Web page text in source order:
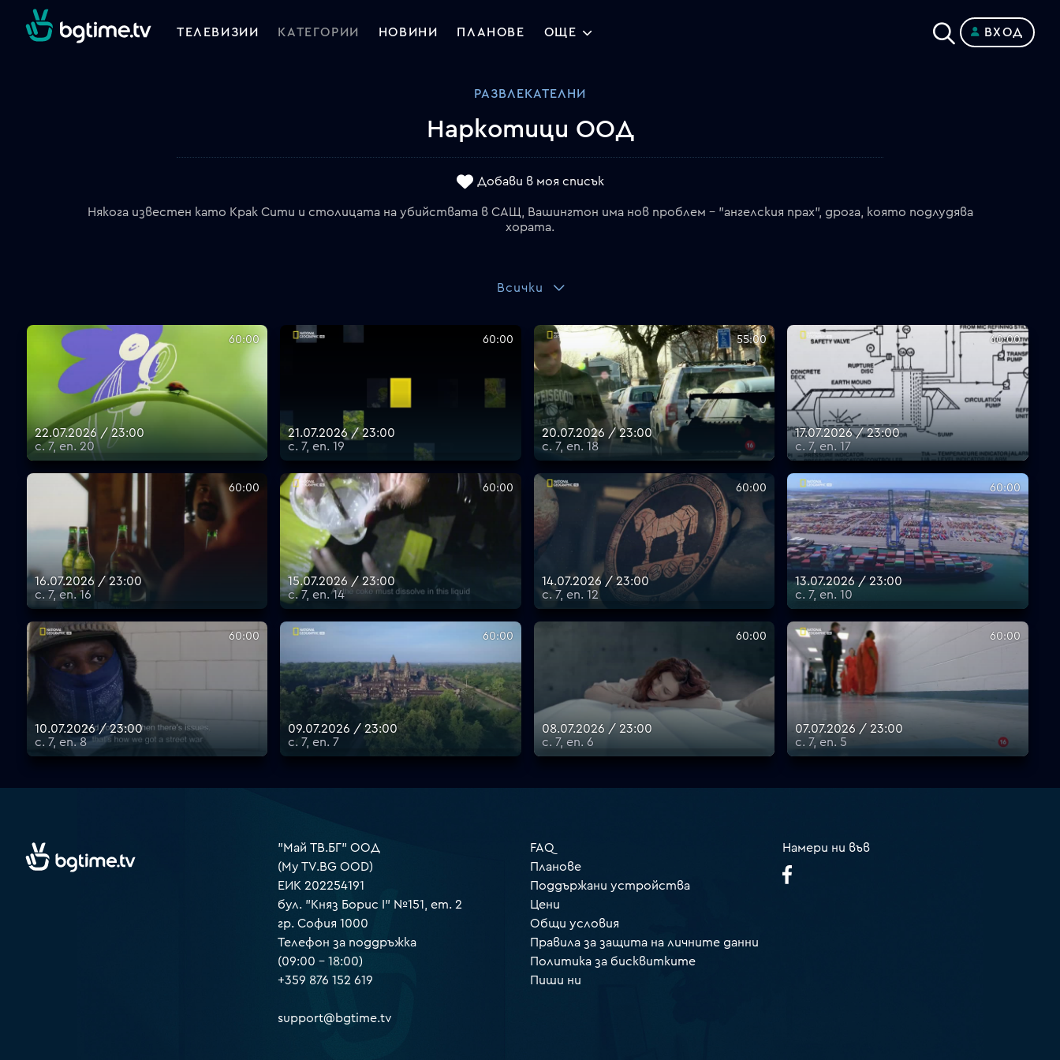
ТЕЛЕВИЗИИ КАТЕГОРИИ НОВИНИ ПЛАНОВЕ ОЩЕ ВХОД
РАЗВЛЕКАТЕЛНИ
Наркотици ООД
Добави в моя списък
Някога известен като Крак Сити и столицата на убийствата в САЩ, Вашингтон има нов проблем – "ангелския прах", дрога, която подлудява
хората.
Всички
60:00
22.07.2026 / 23:00
с. 7, еп. 20
60:00
21.07.2026 / 23:00
с. 7, еп. 19
55:00
20.07.2026 / 23:00
с. 7, еп. 18
60:00
17.07.2026 / 23:00
с. 7, еп. 17
60:00
16.07.2026 / 23:00
с. 7, еп. 16
60:00
15.07.2026 / 23:00
с. 7, еп. 14
60:00
14.07.2026 / 23:00
с. 7, еп. 12
60:00
13.07.2026 / 23:00
с. 7, еп. 10
60:00
10.07.2026 / 23:00
с. 7, еп. 8
60:00
09.07.2026 / 23:00
с. 7, еп. 7
60:00
08.07.2026 / 23:00
с. 7, еп. 6
60:00
07.07.2026 / 23:00
с. 7, еп. 5
"Май ТВ.БГ" ООД
(My TV.BG OOD)
ЕИК 202254191
бул. "Княз Борис I" №151, ет. 2
гр. София 1000
Телефон за поддръжка
(09:00 – 18:00)
+359 876 152 619
support@bgtime.tv
FAQ
Планове
Поддържани устройства
Цени
Общи условия
Правила за защита на личните данни
Политика за бисквитките
Пиши ни
Намери ни във